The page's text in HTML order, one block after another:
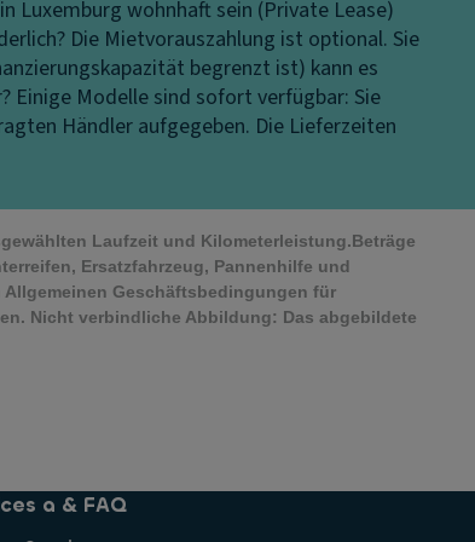
Luxemburg wohnhaft sein (Private Lease)
Die Mietvorauszahlung ist optional. Sie
begrenzt ist) kann es
Einige Modelle sind sofort verfügbar: Sie
Händler aufgegeben. Die Lieferzeiten
Laufzeit und Kilometerleistung.Beträge
Ersatzfahrzeug, Pannenhilfe und
Geschäftsbedingungen für
Nicht verbindliche Abbildung: Das abgebildete
a & FAQ